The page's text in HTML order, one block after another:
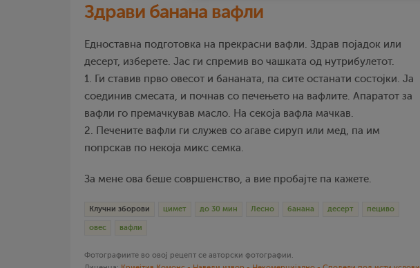
Здрави банана вафли
Едноставна подготовка на прекрасни вафли. Здрав појадок или
десерт, изберете. Јас ги спремив во чашката од нутрибулетот.
1. Ги ставив прво овесот и бананата, па сите останати состојки. Ја
соединив смесата, и почнав со печењето на вафлите. Апаратот за
вафли го премачкував масло. На секоја вафла мачкав.
2. Печените вафли ги служев со агаве сируп или мед, па им
попрскав по некоја микс семка.
За мене ова беше совршенство, а вие пробајте па кажете.
Клучни зборови цимет до 30 мин Лесно банана десерт пециво
овес вафли
Фотографиите во овој рецепт се авторски фотографии.